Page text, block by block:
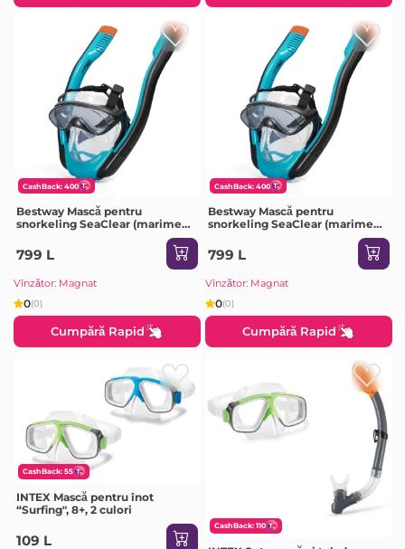
CashBack: 400
Bestway Mască pentru
snorkeling SeaClear (marime
799 L
Vînzător: Magnat
0(0)
Cumpără Rapid
CashBack: 400
Bestway Mască pentru
snorkeling SeaClear (marime
799 L
Vînzător: Magnat
0(0)
Cumpără Rapid
CashBack: 55
INTEX Mască pentru înot
“Surfing", 8+, 2 culori
109 L
CashBack: 110